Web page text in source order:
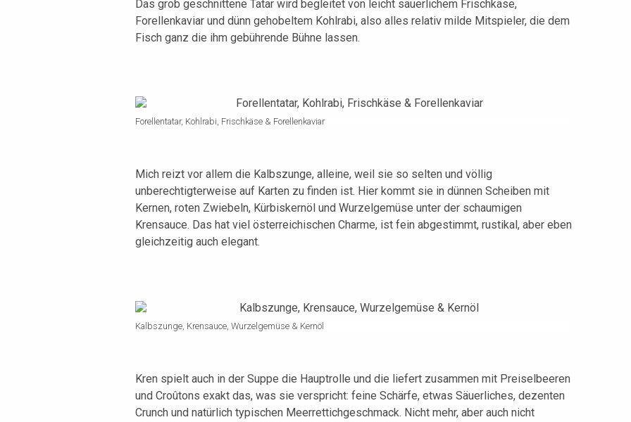
Das grob geschnittene Tatar wird begleitet von leicht säuerlichem Frischkäse,
Forellenkaviar und dünn gehobeltem Kohlrabi, also alles relativ milde Mitspieler, die dem
Fisch ganz die ihm gebührende Bühne lassen.
Forellentatar, Kohlrabi, Frischkäse & Forellenkaviar
Mich reizt vor allem die Kalbszunge, alleine, weil sie so selten und völlig
unberechtigterweise auf Karten zu finden ist. Hier kommt sie in dünnen Scheiben mit
Kernen, roten Zwiebeln, Kürbiskernöl und Wurzelgemüse unter der schaumigen
Krensauce. Das hat viel österreichischen Charme, ist fein abgestimmt, rustikal, aber eben
gleichzeitig auch elegant.
Kalbszunge, Krensauce, Wurzelgemüse & Kernöl
Kren spielt auch in der Suppe die Hauptrolle und die liefert zusammen mit Preiselbeeren
und Croûtons exakt das, was sie verspricht: feine Schärfe, etwas Säuerliches, dezenten
Crunch und natürlich typischen Meerrettichgeschmack. Nicht mehr, aber auch nicht